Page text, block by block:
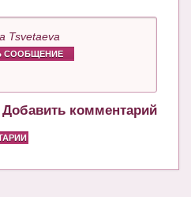
Tsvetaeva
СООБЩЕНИЕ
Добавить комментарий